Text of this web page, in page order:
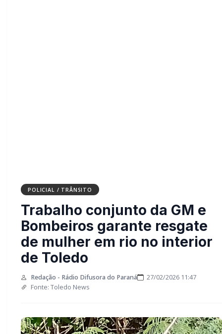
POLICIAL / TRÂNSITO
Trabalho conjunto da GM e
Bombeiros garante resgate
de mulher em rio no interior
de Toledo
Redação - Rádio Difusora do Paraná
27/02/2026 11:47
Fonte: Toledo News